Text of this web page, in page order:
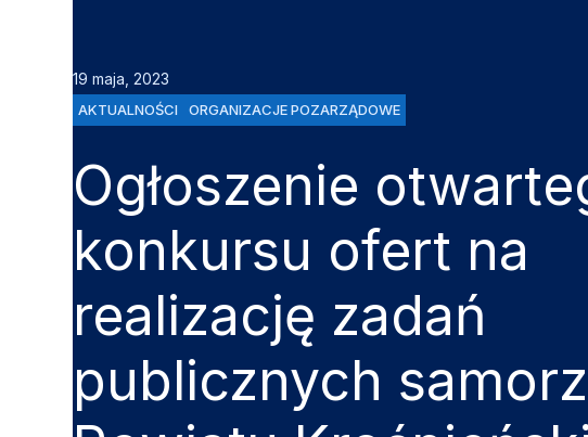
19 maja, 2023
AKTUALNOŚCI ORGANIZACJE POZARZĄDOWE
Ogłoszenie
konkursu ofert na
realizację zadań
publicznych